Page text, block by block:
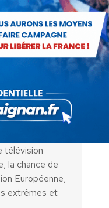
VPN » en
la
télévision
la chance de
Européenne,
extrêmes et